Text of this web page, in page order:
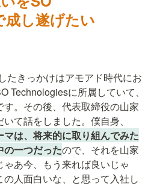
し遂げたい
たきっかけはアモアド時代にお
Technologiesに所属していて、
。その後、代表取締役の山家
て話をしました。僕自身、
マは、将来的に取り組んでみた
の一つだったので、それを山家
あ今、もう来れば良いじゃ
人面白いな、と思って入社し